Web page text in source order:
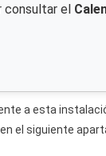
consultar el
a esta
el siguiente